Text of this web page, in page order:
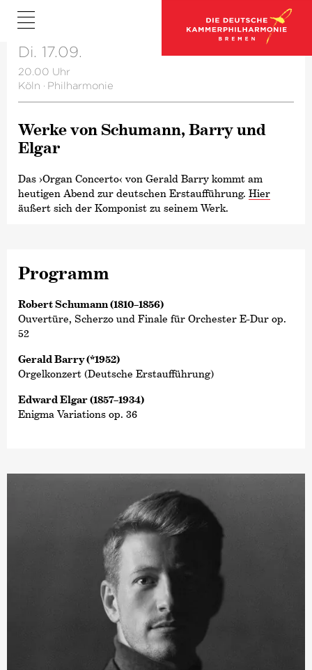
Di. 17.09.
20.00 Uhr
Köln · Philharmonie
Werke von Schumann, Barry und
Elgar
Das ›Organ Concerto‹ von Gerald Barry kommt am
heutigen Abend zur deutschen Erstaufführung. Hier
äußert sich der Komponist zu seinem Werk.
Programm
Robert Schumann (1810–1856)
Ouvertüre, Scherzo und Finale für Orchester E-Dur op.
52
Gerald Barry (*1952)
Orgelkonzert (Deutsche Erstaufführung)
Edward Elgar (1857–1934)
Enigma Variations op. 36